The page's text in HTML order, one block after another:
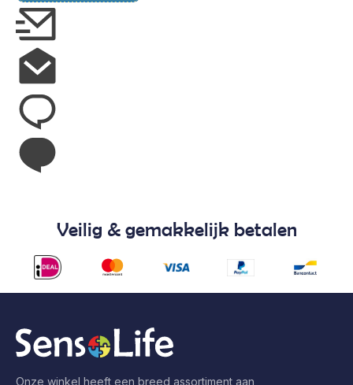
Veilig & gemakkelijk betalen
Onze winkel heeft een breed assortiment aan